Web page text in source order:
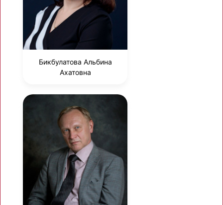
Бикбулатова Альбина
Ахатовна